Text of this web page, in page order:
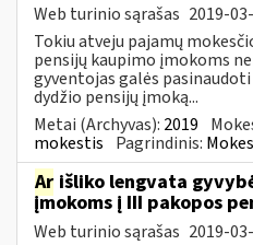
Web turinio sąrašas 2019-
Tokiu atveju pajamų
pensijų kaupimo įmokoms
gyventojas galės
dydžio pensijų įmoką...
Metai (Archyvas): 2019
mokestis Pagrindinis:
Ar išliko lengvata
įmokoms į III pakopos
Web turinio sąrašas 2019-